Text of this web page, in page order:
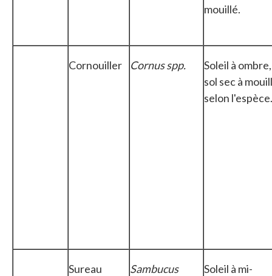
mouillé.
Cornouiller Cornus spp.
Soleil à ombre,
sol sec à
selon l'espèce.
Sureau
Sambucus
Soleil à mi-